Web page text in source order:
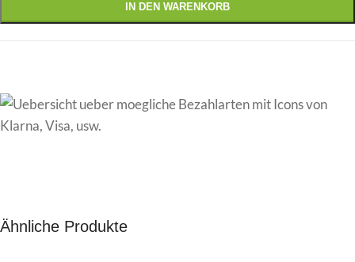
IN DEN WARENKORB
Ähnliche Produkte